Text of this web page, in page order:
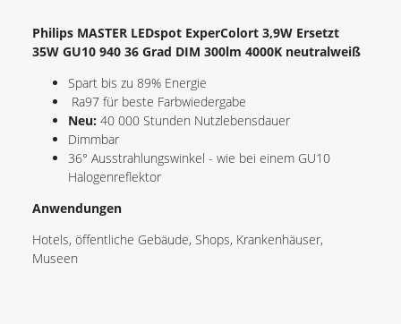
Philips MASTER LEDspot ExperColort 3,9W Ersetzt
35W GU10 940 36 Grad DIM 300lm 4000K neutralweiß
Spart bis zu 89% Energie
Ra97 für beste Farbwiedergabe
Neu: 40 000 Stunden Nutzlebensdauer
Dimmbar
36° Ausstrahlungswinkel - wie bei einem GU10
Halogenreflektor
Anwendungen
Hotels, öffentliche Gebäude, Shops, Krankenhäuser,
Museen